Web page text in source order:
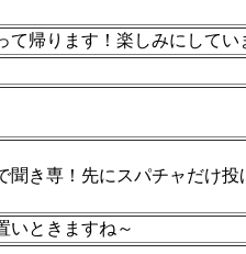
帰ります！楽しみにしてい
聞き専！先にスパチャだけ
いときますね～